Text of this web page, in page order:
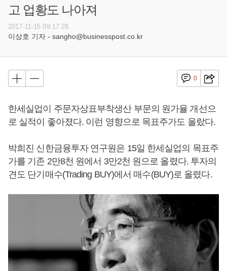
고 업황도 나아져
2017-11-15 09:17:28
이상호 기자 - sangho@businesspost.co.kr
0
한세실업이 주문자상표부착생산 부문의 원가율 개선으
로 실적이 좋아졌다. 이런 영향으로 목표주가도 올랐다.
박희진 신한금융투자 연구원은 15일 한세실업의 목표주
가를 기존 2만8천 원에서 3만2천 원으로 올렸다. 투자의
견도 단기매수(Trading BUY)에서 매수(BUY)로 올렸다.